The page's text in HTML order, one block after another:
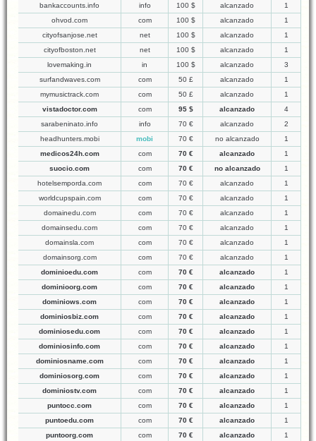
bankaccounts.info
info 100 $ alcanzado
1
ohvod.com
com 100 $ alcanzado
1
cityofsanjose.net
net 100 $ alcanzado
1
cityofboston.net
net 100 $ alcanzado
1
lovemaking.in
in 100 $ alcanzado
3
surfandwaves.com
com 50 £ alcanzado
1
mymusictrack.com
com 50 £ alcanzado
1
vistadoctor.com
com 95 $ alcanzado
4
sarabeninato.info
info 70 € alcanzado
2
headhunters.mobi
mobi 70 € no alcanzado
1
medicos24h.com
com 70 € alcanzado
1
suocio.com
com 70 € no alcanzado
1
hotelsemporda.com
com 70 € alcanzado
1
worldcupspain.com
com 70 € alcanzado
1
domainedu.com
com 70 € alcanzado
1
domainsedu.com
com 70 € alcanzado
1
domainsla.com
com 70 € alcanzado
1
domainsorg.com
com 70 € alcanzado
1
dominioedu.com
com 70 € alcanzado
1
dominioorg.com
com 70 € alcanzado
1
dominiows.com
com 70 € alcanzado
1
dominiosbiz.com
com 70 € alcanzado
1
dominiosedu.com
com 70 € alcanzado
1
dominiosinfo.com
com 70 € alcanzado
1
dominiosname.com
com 70 € alcanzado
1
dominiosorg.com
com 70 € alcanzado
1
dominiostv.com
com 70 € alcanzado
1
puntocc.com
com 70 € alcanzado
1
puntoedu.com
com 70 € alcanzado
1
puntoorg.com
com 70 € alcanzado 1